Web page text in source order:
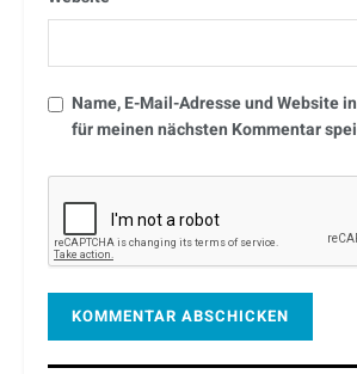
Name, E-Mail-Adresse und Website
für meinen nächsten Kommentar